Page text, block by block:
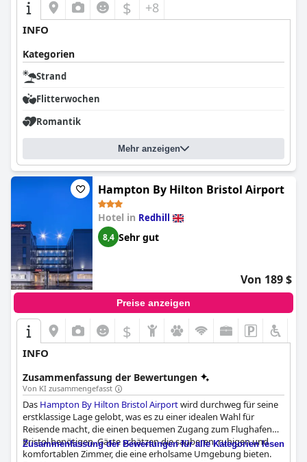
$ +8
INFO
Kategorien
Strand
Flitterwochen
Romantik
Mehr anzeigen
Hampton By Hilton Bristol Airport
Hotel in Redhill
8,4 Sehr gut
Von 189 $
Preise anzeigen
$
INFO
Zusammenfassung der Bewertungen
Von KI zusammengefasst
Das Hampton By Hilton Bristol Airportwird durchweg für seine
erstklassige Lage gelobt, was es zu einer idealen Wahl für
Reisende macht, die einen bequemen Zugang zum Flughafen
Bristol benötigen. Gäste schätzen die sauberen, ruhigen und
komfortablen Zimmer, die eine erholsame Umgebung bieten.
Zusammenfassung der Bewertungen für alle Kategorien lesen